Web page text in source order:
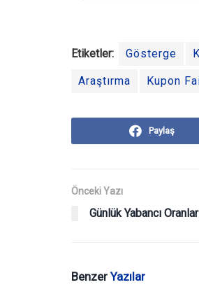
Etiketler: Gösterge
Araştırma Kupon
Paylaş
Önceki Yazı
Günlük Yabancı
BenzerYazılar